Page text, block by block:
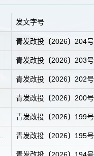
发文字号
青发改投〔2026〕204号
青发改投〔2026〕203号
青发改投〔2026〕202号
青发改投〔2026〕200号
青发改投〔2026〕199号
青发改投〔2026〕195号